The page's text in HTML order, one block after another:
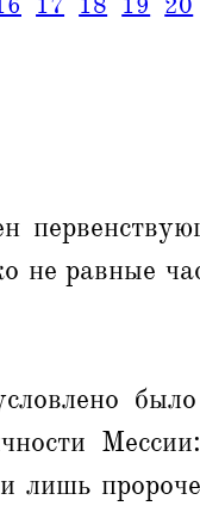
не равные
лишь